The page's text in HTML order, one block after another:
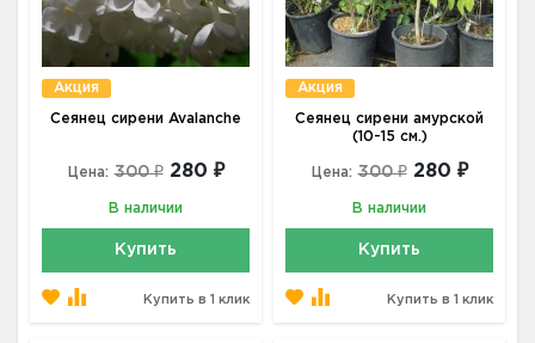
Акция
Сеянец сирени Avalanche
Цена: 300 ₽ 280 ₽
В наличии
Купить
Купить в 1 клик
Акция
Сеянец сирени амурской
(10-15 см.)
Цена: 300 ₽ 280 ₽
В наличии
Купить
Купить в 1 клик